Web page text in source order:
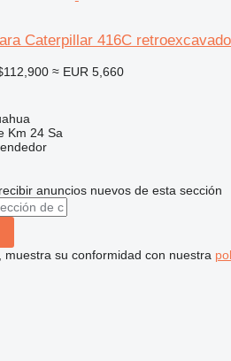
Caterpillar 416C
≈ EUR 5,660
Km 24 Sa
anuncios nuevos de esta sección
muestra su conformidad con nuestra